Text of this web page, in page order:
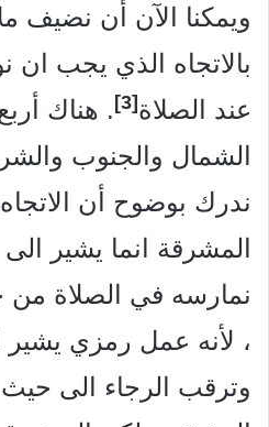
ويمكنا الآن أن نضيف
بالاتجاه الذي يجب
عند الصلاة [3]
. هناك
الشمال والجنوب
ندرك بوضوح أن
المشرقة انما يشير
نمارسه في الصلاة من
، لأنه عمل رمزي يشير
وترقب الرجاء الى حيث